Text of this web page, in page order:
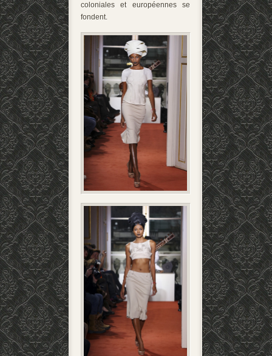
coloniales et européennes se
fondent.